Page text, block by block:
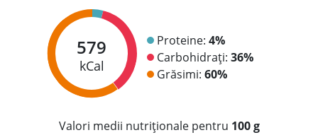
579
kCal
Proteine: 4%
Carbohidrați: 36%
Grăsimi: 60%
Valori medii nutriționale pentru 100 g